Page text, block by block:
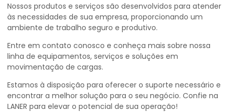
Nossos produtos e serviços são desenvolvidos para atender
às necessidades de sua empresa, proporcionando um
ambiente de trabalho seguro e produtivo.
Entre em contato conosco e conheça mais sobre nossa
linha de equipamentos, serviços e soluções em
movimentação de cargas.
Estamos à disposição para oferecer o suporte necessário e
encontrar a melhor solução para o seu negócio. Confie na
LANER para elevar o potencial de sua operação!